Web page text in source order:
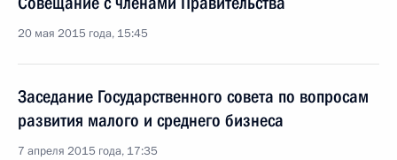
20 мая 2015 года, 15:45
Заседание Государственного совета по вопросам
развития малого и среднего бизнеса
7 апреля 2015 года, 17:35